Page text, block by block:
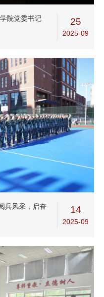
院党委书记
25
2025-09
兵风采，启奋
14
2025-09